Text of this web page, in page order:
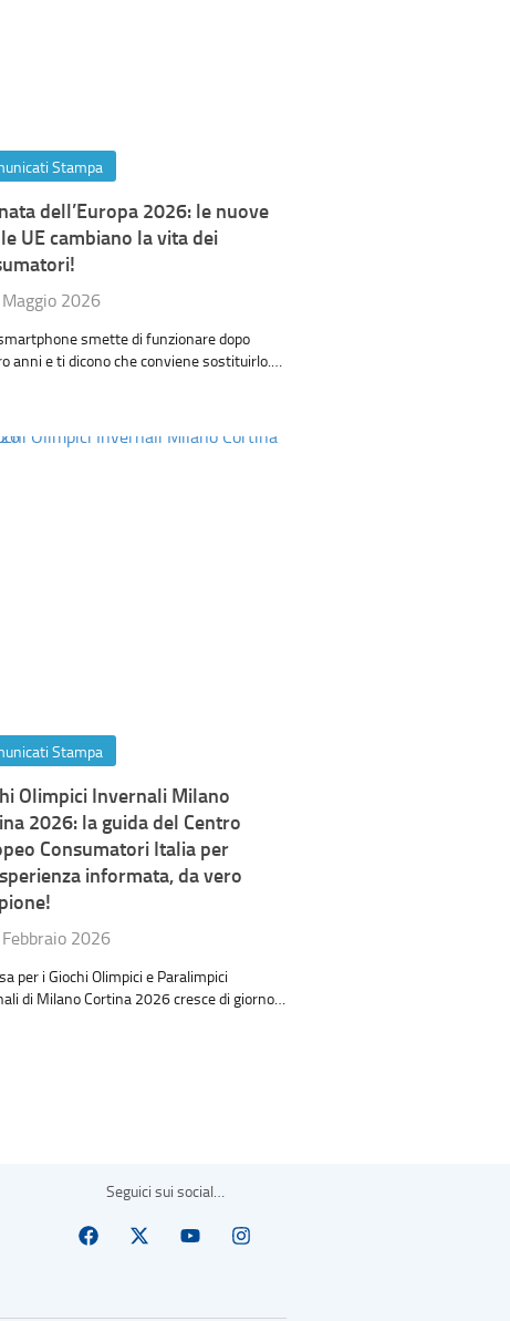
Stampa
dell’Europa 2026: le nuove
UE cambiano la vita dei
2026
smette di funzionare dopo
anni e ti dicono che conviene sostituirlo.…
Stampa
Olimpici Invernali Milano
2026: la guida del Centro
Consumatori Italia per
informata, da vero
2026
per i Giochi Olimpici e Paralimpici
di Milano Cortina 2026 cresce di giorno…
Seguici sui social…